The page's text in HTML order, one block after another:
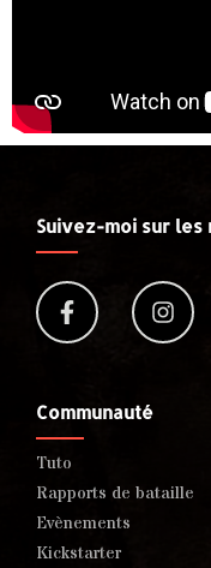
Suivez-moi sur les
Communauté
Tuto
Rapports de bataille
Evènements
Kickstarter